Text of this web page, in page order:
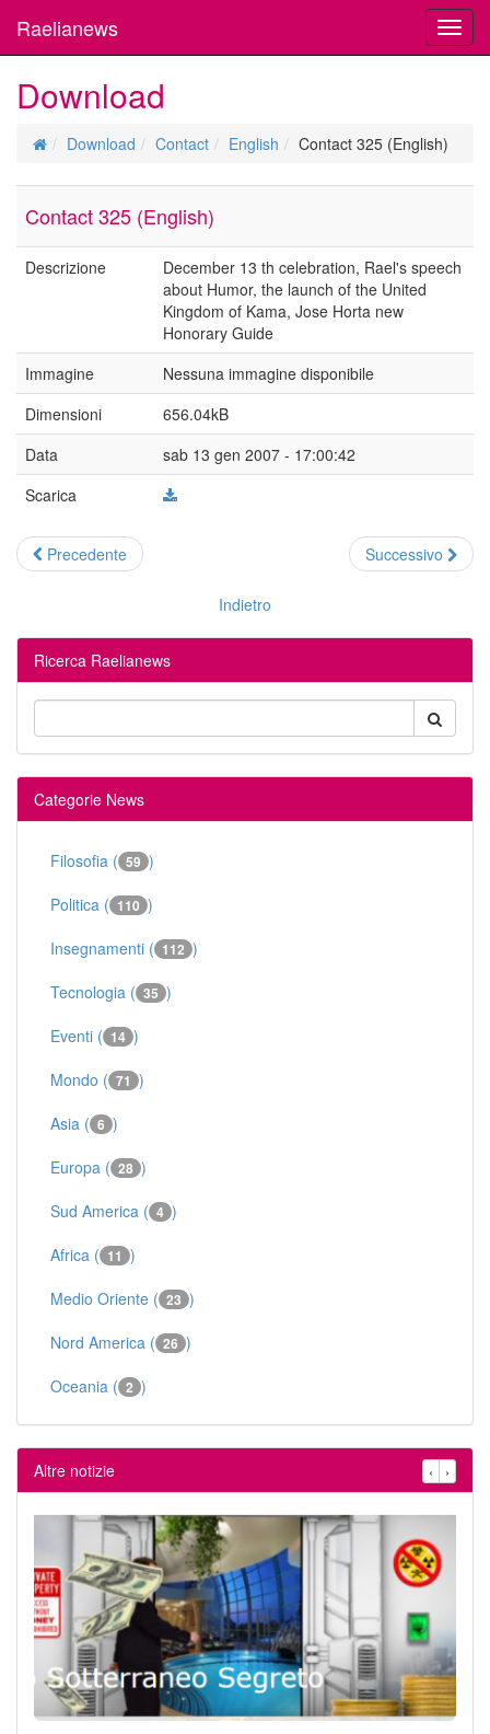
Raelianews
Download
Download Contact English Contact 325 (English)
Contact 325 (English)
Descrizione
December 13 th celebration, Rael's speech
about Humor, the launch of the United
Kingdom of Kama, Jose Horta new
Honorary Guide
Immagine
Nessuna immagine disponibile
Dimensioni
656.04kB
Data
sab 13 gen 2007 - 17:00:42
Scarica
Precedente Successivo
Indietro
Ricerca Raelianews
Categorie News
Filosofia ( 59 )
Politica ( 110 )
Insegnamenti ( 112 )
Tecnologia ( 35 )
Eventi ( 14 )
Mondo ( 71 )
Asia ( 6 )
Europa ( 28 )
Sud America ( 4 )
Africa ( 11 )
Medio Oriente ( 23 )
Nord America ( 26 )
Oceania ( 2 )
Altre notizie ‹ ›